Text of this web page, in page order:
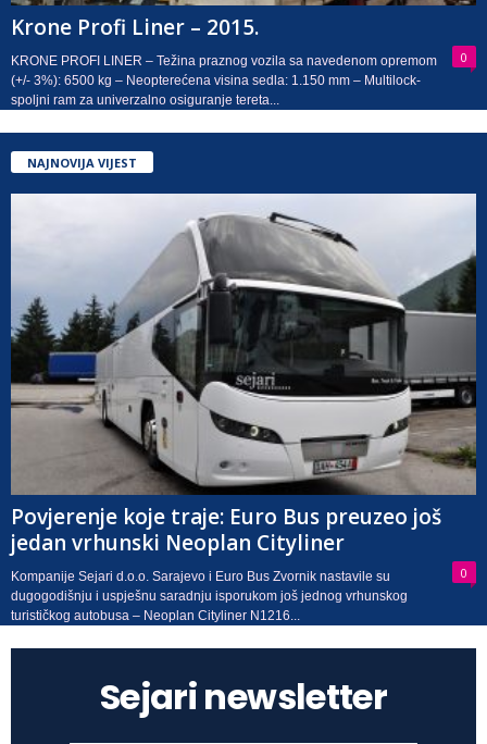
Krone Profi Liner – 2015.
0
KRONE PROFI LINER – Težina praznog vozila sa navedenom opremom
(+/- 3%): 6500 kg – Neopterećena visina sedla: 1.150 mm – Multilock-
spoljni ram za univerzalno osiguranje tereta...
NAJNOVIJA VIJEST
Povjerenje koje traje: Euro Bus preuzeo još
jedan vrhunski Neoplan Cityliner
0
Kompanije Sejari d.o.o. Sarajevo i Euro Bus Zvornik nastavile su
dugogodišnju i uspješnu saradnju isporukom još jednog vrhunskog
turističkog autobusa – Neoplan Cityliner N1216...
Sejari newsletter